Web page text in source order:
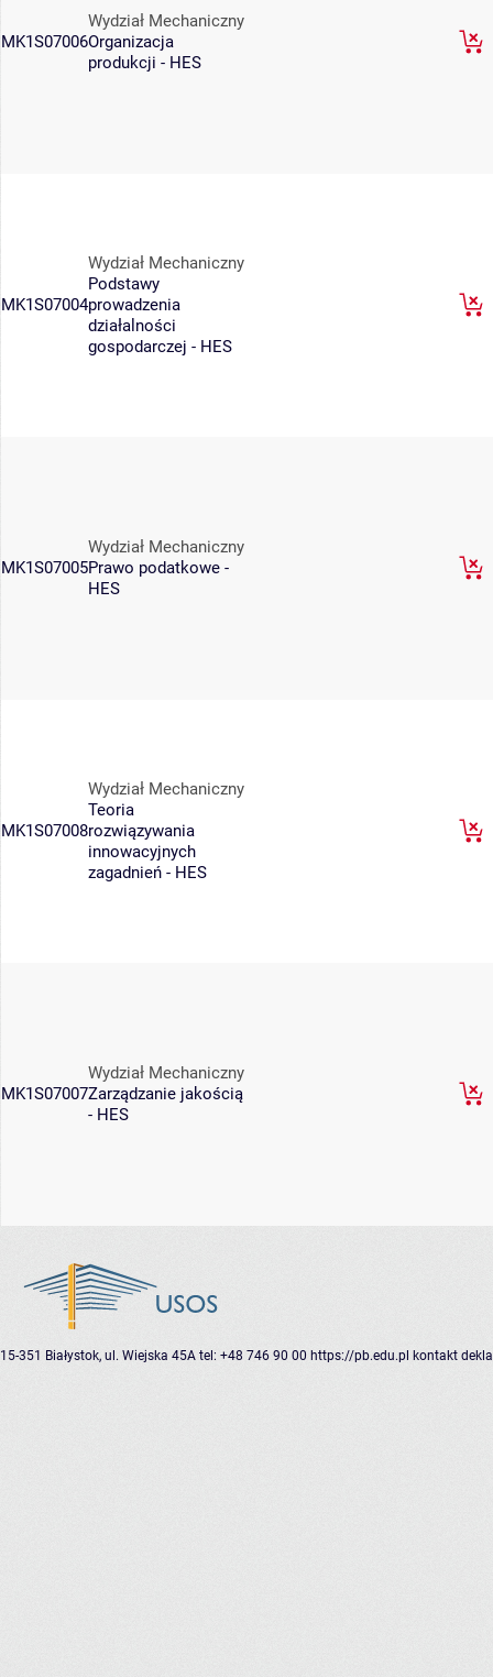
MK1S07006
Wydział Mechaniczny
Organizacja
produkcji - HES
MK1S07004
Wydział Mechaniczny
Podstawy
prowadzenia
działalności
gospodarczej - HES
MK1S07005
Wydział Mechaniczny
Prawo podatkowe -
HES
MK1S07008
Wydział Mechaniczny
Teoria
rozwiązywania
innowacyjnych
zagadnień - HES
MK1S07007
Wydział Mechaniczny
Zarządzanie jakością
- HES
15-351 Białystok, ul. Wiejska 45A tel: +48 746 90 00 https://pb.edu.pl kontakt